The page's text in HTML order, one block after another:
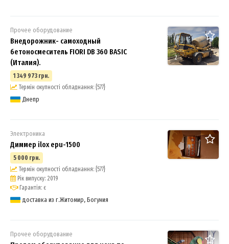
2
Прочее оборудование
Внедорожник- самоходный
бетоносмеситель FIORI DB 360 BASIC
(Италия).
1 349 973 грн.
Термін окупності обладнання: {577}
Днепр
Электроника
Диммер ilox epu-1500
5 000 грн.
Термін окупності обладнання: {577}
Рік випуску: 2019
Гарантія: є
доставка из г.Житомир, Богуния
Прочее оборудование